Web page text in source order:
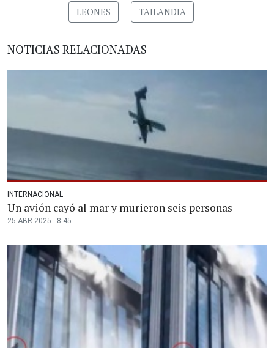
LEONES TAILANDIA
NOTICIAS RELACIONADAS
INTERNACIONAL
Un avión cayó al mar y murieron seis personas
25 ABR 2025 - 8:45